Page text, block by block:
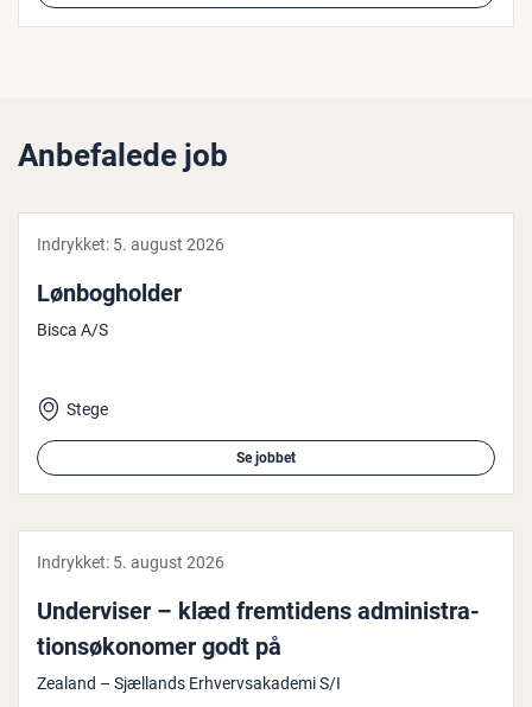
Anbefalede job
Indrykket: 5. august 2026
Løn­bog­hol­der
Bisca A/S
Stege
Se jobbet
Indrykket: 5. august 2026
Un­der­vi­ser – klæd frem­ti­dens ad­mi­ni­stra­
tions­ø­ko­no­mer godt på
Zealand – Sjællands Erhvervsakademi S/I